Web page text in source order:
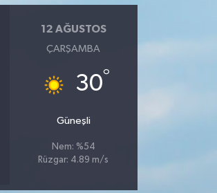
12 AĞUSTOS
ÇARŞAMBA
30°
Güneşli
Nem: %54
Rüzgar: 4.89 m/s